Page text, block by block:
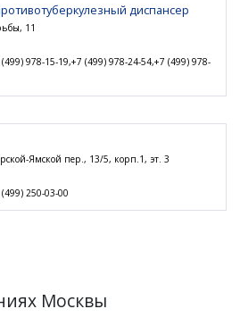
диспансер
11
978-15-19,+7 (499) 978-24-54,+7 (499) 978-
Ямской пер., 13/5, корп.1, эт. 3
250-03-00
Москвы